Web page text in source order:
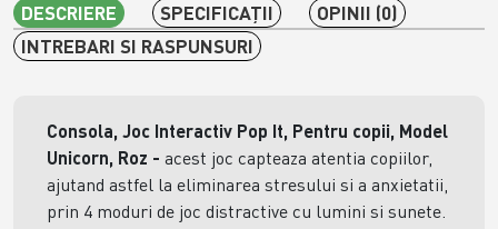
DESCRIERE SPECIFICAŢII
OPINII (0)
INTREBARI SI RASPUNSURI
Consola, Joc Interactiv Pop It, Pentru copii, Model
Unicorn, Roz - acest joc capteaza atentia copiilor,
ajutand astfel la eliminarea stresului si a anxietatii,
prin 4 moduri de joc distractive cu lumini si sunete.